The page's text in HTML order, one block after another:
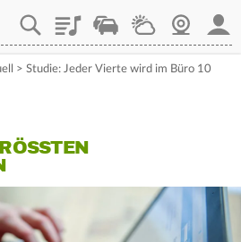
PlaylistStaupilotWetterWebcam
> Studie: Jeder Vierte wird im Büro 10
S